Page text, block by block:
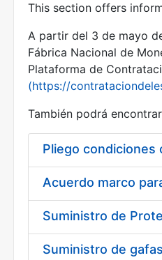
Show/Hide
Show/Hide
Show/Hide
This section offers
A partir del 3 de mayo
Fábrica Nacional de
Plataforma de
(https://
También podrá
Pliego condiciones
Acuerdo marco